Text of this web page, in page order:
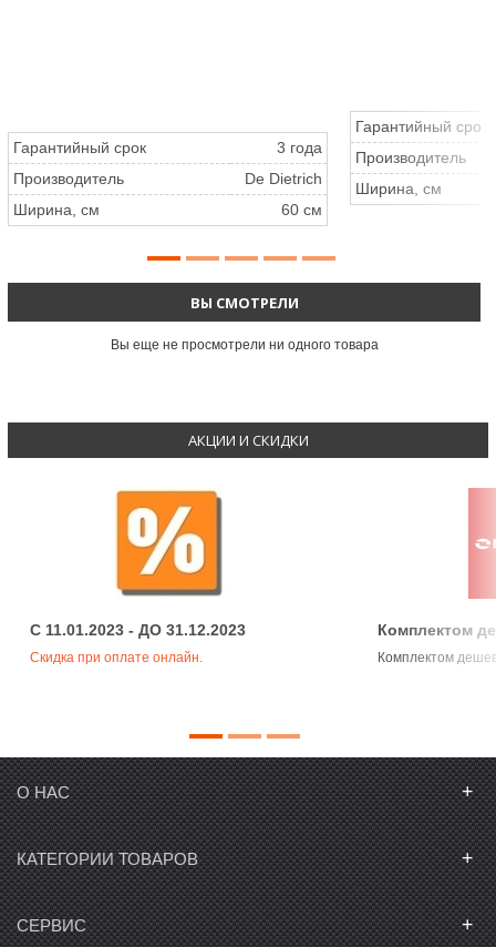
Гарантийный срок
3 года
Производитель
De Dietrich
Ширина, см
60 см
Гарантийный срок
Производитель
Ширина, см
ВЫ СМОТРЕЛИ
Вы еще не просмотрели ни одного товара
АКЦИИ И СКИДКИ
C 11.01.2023 - ДО 31.12.2023
Скидка при оплате онлайн.
Комплектом
Комплектом
О НАС +
КАТЕГОРИИ ТОВАРОВ +
СЕРВИС +